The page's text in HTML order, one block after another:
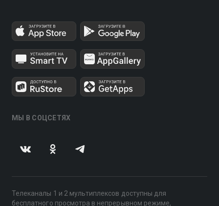
МЫ В СОЦСЕТЯХ
Телеканалы 1 и 2 мультиплексов доступны для
бесплатного просмотра в непрерывном режиме,